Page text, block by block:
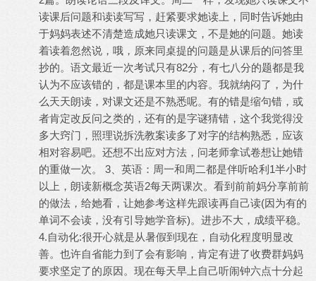
读课后问题和读读写写，赶紧要求她读上，同时告诉她由
于妈妈表述不清楚造成她只读课文，不是她的问题。她读
着读着忽然说，哦，原来同桌提的问题是从课后的问答里
抄的。语文最近一次考试只有82分，有七八分的题都是我
认为不应该错的，都是课本里的内容。我就纳闷了，为什
么天天朗读，对课文还是不熟悉呢。有的错是缩句错，或
者肯定改反问之类的，还有的是字谜猜错，这个我觉得没
多大窍门，照理说拆洗教案读多了对字的结构熟悉，应该
相对容易吧。还想不出应对方法，问老师拿试卷想让她错
的重做一次。 3、英语：周一和周二都是伴听哈利1半小时
以上，朗读新概念英语2每天两课次。看到前前妈分享前前
的做法，给她看，让她参考这样先跟读再自己读(因为有的
单词不会读，没有引导她学音标)。进步不大，成绩平稳。
4.自动化:很开心就是从暑假到现在，自动化程度明显改
善。也许自省能力到了会有影响，肯定有进了收费群妈妈
要求坚定了的原因。现在每天早上自己听闹钟六点十分起